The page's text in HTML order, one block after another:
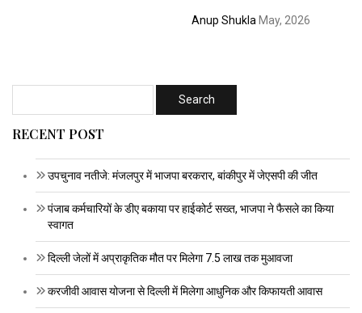
Anup Shukla May, 2026
RECENT POST
उपचुनाव नतीजे: मंजलपुर में भाजपा बरकरार, बांकीपुर में जेएसपी की जीत
पंजाब कर्मचारियों के डीए बकाया पर हाईकोर्ट सख्त, भाजपा ने फैसले का किया
स्वागत
दिल्ली जेलों में अप्राकृतिक मौत पर मिलेगा 7.5 लाख तक मुआवजा
करजीवी आवास योजना से दिल्ली में मिलेगा आधुनिक और किफायती आवास